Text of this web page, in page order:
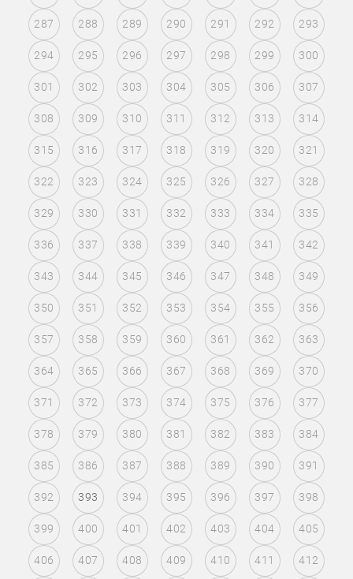
287 288 289 290 291 292 293
294 295 296 297 298 299 300
301 302 303 304 305 306 307
308 309 310 311 312 313 314
315 316 317 318 319 320 321
322 323 324 325 326 327 328
329 330 331 332 333 334 335
336 337 338 339 340 341 342
343 344 345 346 347 348 349
350 351 352 353 354 355 356
357 358 359 360 361 362 363
364 365 366 367 368 369 370
371 372 373 374 375 376 377
378 379 380 381 382 383 384
385 386 387 388 389 390 391
392 393 394 395 396 397 398
399 400 401 402 403 404 405
406 407 408 409 410 411 412